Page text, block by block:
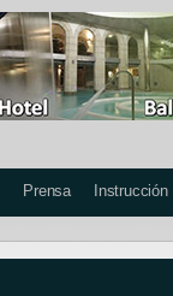
Prensa Instrucción